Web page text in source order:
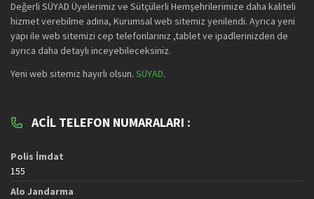
Değerli SÜYAD Üyelerimiz ve Sütçülerli Hemşehrilerimize daha kaliteli
hizmet verebilme adına, Kurumsal web sitemiz yenilendi. Ayrıca yeni
yapı ile web sitemizi cep telefonlarınız ,tablet ve ipadlerinizden de
ayrıca daha detaylı inceyebileceksiniz.
Yeni web sitemiz hayırlı olsun. SÜYAD.
ACIL TELEFON NUMARALARI :
Polis İmdat
155
Alo Jandarma